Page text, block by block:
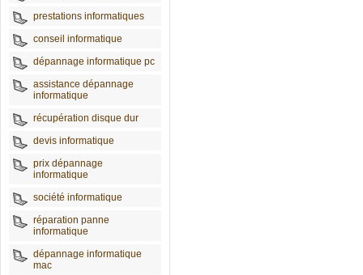
prestations informatiques
conseil informatique
dépannage informatique pc
assistance dépannage
informatique
récupération disque dur
devis informatique
prix dépannage
informatique
société informatique
réparation panne
informatique
dépannage informatique
mac